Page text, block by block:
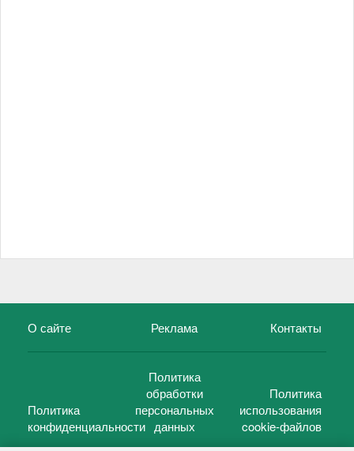
О сайте Реклама Контакты
Политика
конфиденциальности
Политика
обработки
персональных
данных
Политика
использования
cookie-файлов